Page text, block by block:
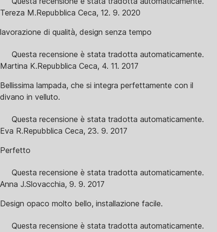
Tereza M.Repubblica Ceca, 12. 9. 2020
lavorazione di qualità, design senza tempo
Questa recensione è stata tradotta automaticamente.
Martina K.Repubblica Ceca, 4. 11. 2017
Bellissima lampada, che si integra perfettamente con il
divano in velluto.
Questa recensione è stata tradotta automaticamente.
Eva R.Repubblica Ceca, 23. 9. 2017
Perfetto
Questa recensione è stata tradotta automaticamente.
Anna J.Slovacchia, 9. 9. 2017
Design opaco molto bello, installazione facile.
Questa recensione è stata tradotta automaticamente.